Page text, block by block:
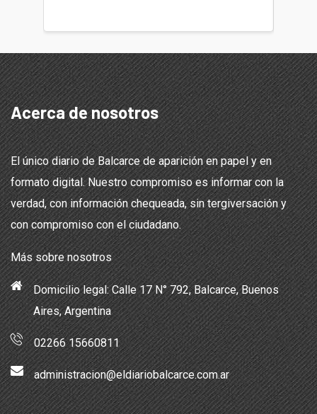
Acerca de nosotros
El único diario de Balcarce de aparición en papel y en
formato digital. Nuestro compromiso es informar con la
verdad, con información chequeada, sin tergiversación y
con compromiso con el ciudadano.
Más sobre nosotros
Domicilio legal: Calle 17 N° 792, Balcarce, Buenos
Aires, Argentina
02266 15660811
administracion@eldiariobalcarce.com.ar